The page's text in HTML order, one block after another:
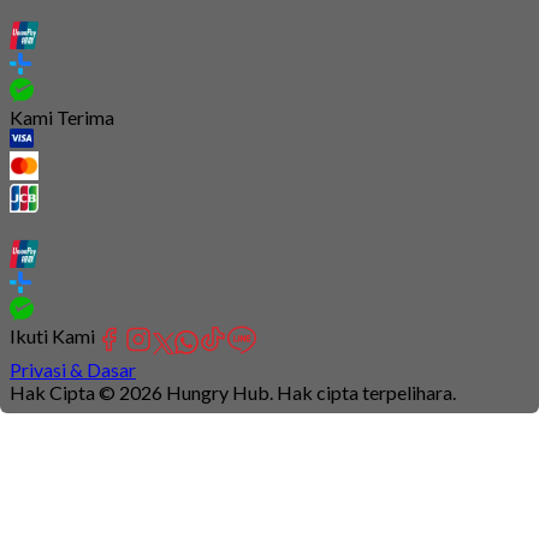
Kami Terima
Ikuti Kami
Privasi & Dasar
Hak Cipta © 2026 Hungry Hub. Hak cipta terpelihara.
Connection